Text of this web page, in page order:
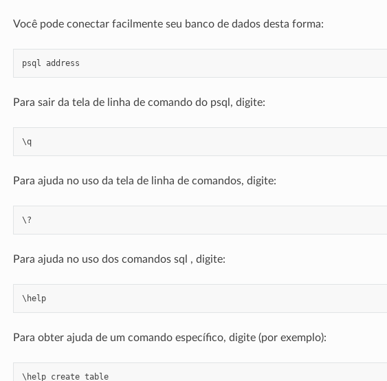
Você pode conectar facilmente seu banco de dados desta forma:
psql address
Para sair da tela de linha de comando do psql, digite:
\q
Para ajuda no uso da tela de linha de comandos, digite:
Para ajuda no uso dos comandos sql , digite:
\ help
Para obter ajuda de um comando específico, digite (por exemplo):
\ help create table